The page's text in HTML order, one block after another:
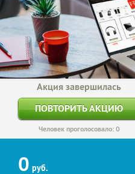
Акция завершилась
ПОВТОРИТЬ АКЦИЮ
Человек проголосовало: 0
0 руб.